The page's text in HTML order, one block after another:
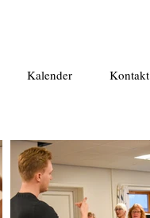
Kalender Kontakt